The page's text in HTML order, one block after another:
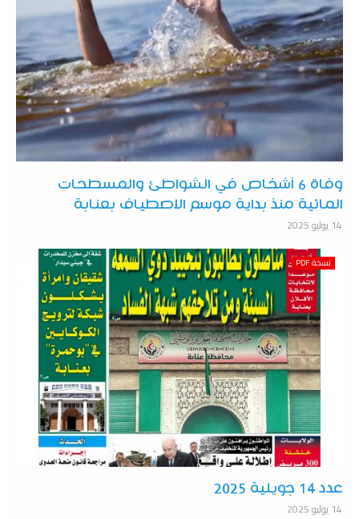
وفاة 6 أشخاص في الشواطئ والمسطحات
المائية منذ بداية موسم الاصطياف بعنابة
14 يوليو 2025
نسخة PDF
عدد 14 جويلية 2025
14 يوليو 2025